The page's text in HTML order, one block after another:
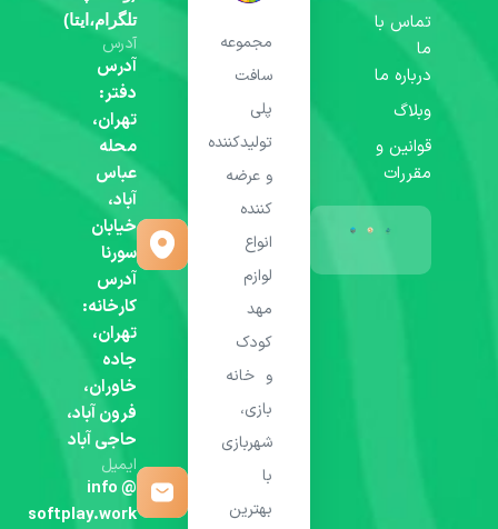
تماس با
ما
درباره ما
وبلاگ
قوانین و
مقررات
مجموعه
سافت
پلی
تولیدکننده
و عرضه
کننده
انواع
لوازم
مهد
کودک
و خانه
بازی،
شهربازی
با
بهترین
تلگرام،ایتا)
آدرس
آدرس
دفتر:
تهران،
محله
عباس
آباد،
خیابان
سورنا
آدرس
کارخانه:
تهران،
جاده
خاوران،
فرون آباد،
حاجی آباد
ایمیل
info @
softplay.work